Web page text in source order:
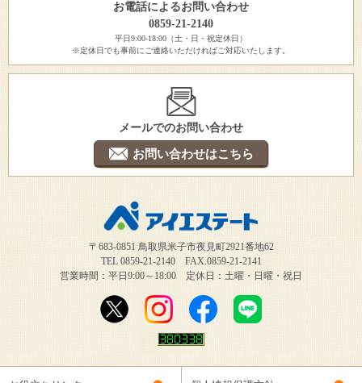
お電話によるお問い合わせ
0859-21-2140
平日9:00-18:00（土・日・祝定休日）
※定休日でも事前にご連絡いただければご対応いたします。
メールでのお問い合わせ
お問い合わせはこちら
〒683-0851 鳥取県米子市夜見町2921番地62
TEL 0859-21-2140 FAX.0859-21-2141
営業時間：平日9:00～18:00 定休日：土曜・日曜・祝日